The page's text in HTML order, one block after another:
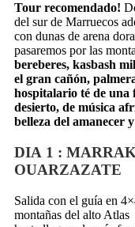
Tour recomendado!
del sur de Marruecos
con dunas de arena
pasaremos por las
bereberes, kasbash
el gran cañón,
hospitalario té de una
desierto, de música
belleza del amanecer
DIA 1 :
OUARZAZATE
Salida con el guía en
montañas del alto